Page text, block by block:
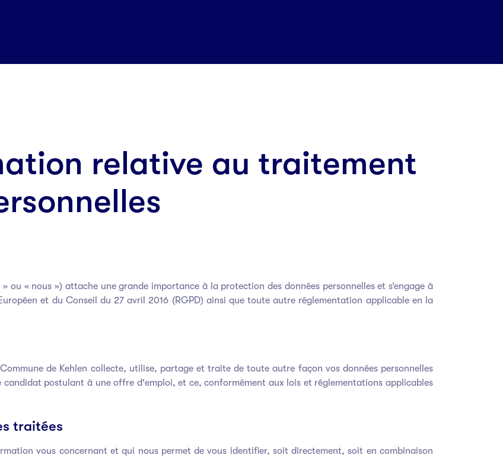
relative au traitement
ou « nous ») attache une grande importance à la protection des données personnelles et s’engage à
et du Conseil du 27 avril 2016 (RGPD) ainsi que toute autre réglementation applicable en la
de Kehlen collecte, utilise, partage et traite de toute autre façon vos données personnelles
postulant à une offre d'emploi, et ce, conformément aux lois et réglementations applicables
traitées
vous concernant et qui nous permet de vous identifier, soit directement, soit en combinaison